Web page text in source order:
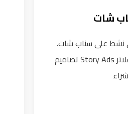
شات
نشط على سناب شات.
تصاميم Story Ads وفلاتر AR مبدعة تجذب الانتباه